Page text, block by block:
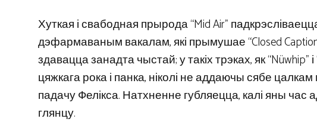
Хуткая і свабодная прырода “Mid Air”
дэфармаваным вакалам, які прымушае “Closed
здавацца занадта чыстай; у такіх трэках, як “Nüwhip”
цяжкага рока і панка, ніколі не аддаючы сябе
падачу Фелікса. Натхненне губляецца, калі яны
глянцу.